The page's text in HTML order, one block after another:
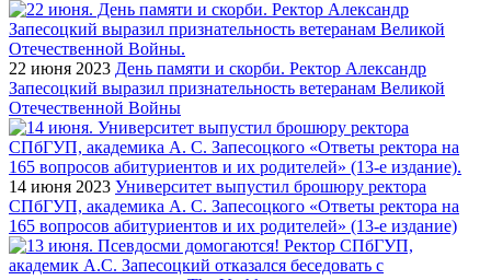
22 июня 2023 День памяти и скорби. Ректор Александр
Запесоцкий выразил признательность ветеранам Великой
Отечественной Войны
14 июня 2023 Университет выпустил брошюру ректора
СПбГУП, академика А. С. Запесоцкого «Ответы ректора на
165 вопросов абитуриентов и их родителей» (13-е издание)